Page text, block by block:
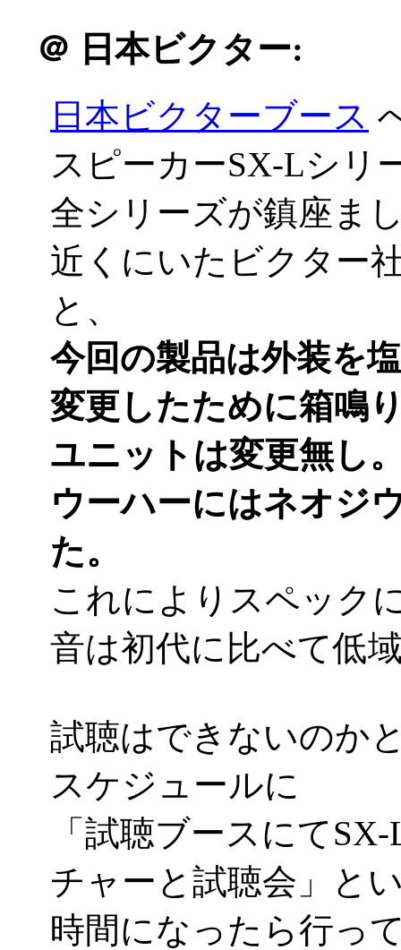
＠ 日本ビクター:
日本ビクターブース
スピーカーSX-Lシリ
全シリーズが鎮座ま
近くにいたビクター
と、
今回の製品は外装を
変更したために箱鳴
ユニットは変更無し
ウーハーにはネオジ
た。
これによりスペック
音は初代に比べて低
試聴はできないのか
スケジュールに
「試聴ブースにて
チャーと試聴会」と
時間になったら行っ